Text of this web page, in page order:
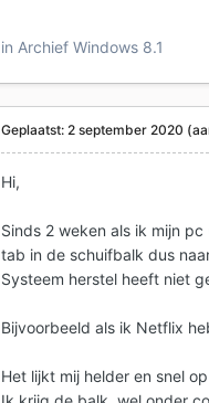
in Archief Windows 8.1
Geplaatst:2 september 2020
Hi,
Sinds 2 weken als ik mijn
tab in de schuifbalk dus
Systeem herstel heeft niet
Bijvoorbeeld als ik Netflix
Het lijkt mij helder en snel